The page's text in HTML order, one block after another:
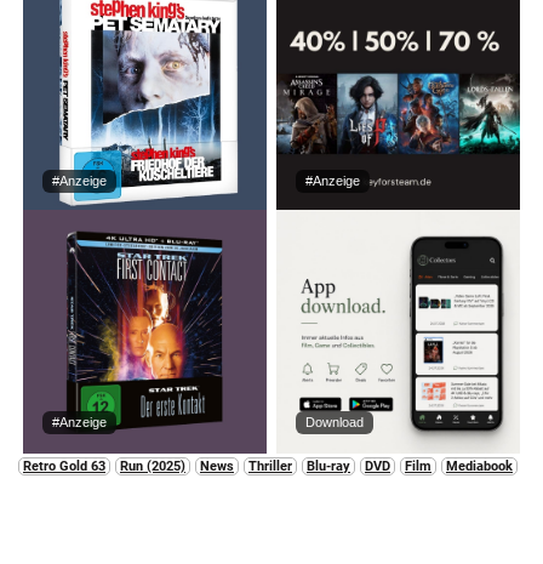
#Anzeige #Anzeige
#Anzeige Download
Retro Gold 63 Run (2025) News Thriller Blu-ray DVD Film Mediabook